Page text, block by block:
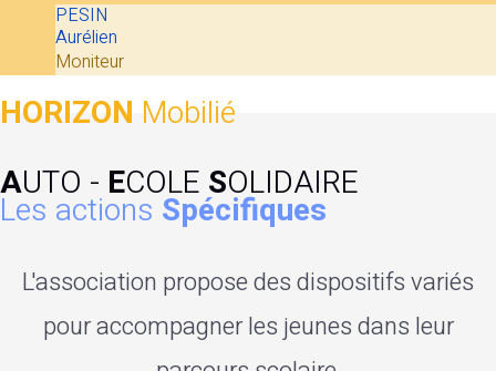
PESIN
Aurélien
Moniteur
HORIZON Mobilié
AUTO - ECOLE SOLIDAIRE
Les actions Spécifiques
L'association propose des dispositifs variés
pour accompagner les jeunes dans leur